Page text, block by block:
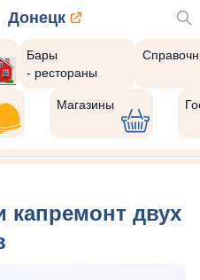
Донецк
Бары
- рестораны
Магазины
двух